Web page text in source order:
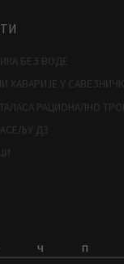
БЕЗ ВОДЕ
ХАВАРИЈЕ У
РАЦИОНАЛНО
Д3
Ч П